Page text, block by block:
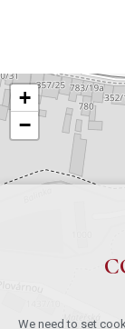
+
−
We need to set